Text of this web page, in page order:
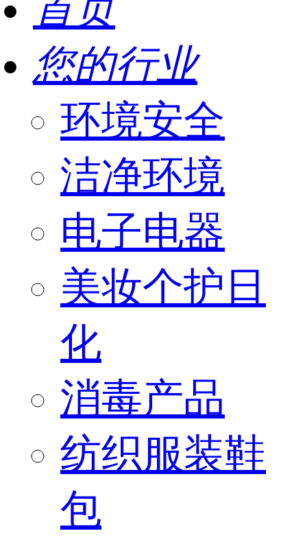
首页
您的行业
环境安全
洁净环境
电子电器
美妆个护日
化
消毒产品
纺织服装鞋
包